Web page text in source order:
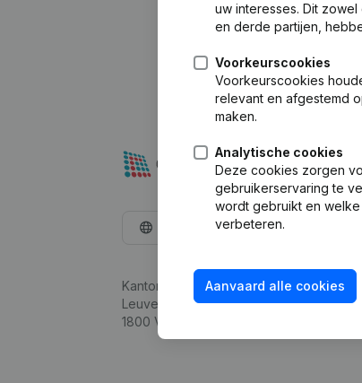
uw interesses. Dit
en derde partijen,
Voorkeurscookies
Voorkeurscookies
relevant en afgestemd
maken.
Analytische cookies
Deze cookies zorgen
gebruikerservaring te
wordt gebruikt en
verbeteren.
Aanvaard alle cookies
Nederlands
Kantorenpark Everest
Leuvensesteenweg 248D,
1800 Vilvoorde